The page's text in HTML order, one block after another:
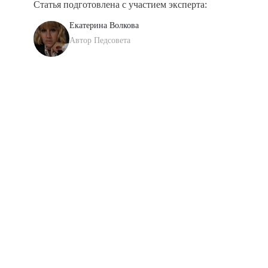
Статья подготовлена с участием эксперта:
Екатерина Волкова
Автор Педсовета